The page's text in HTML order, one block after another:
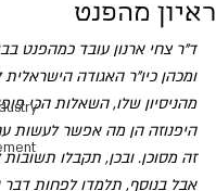
ראיון מהפנט
ד"ר צחי ארנון עובד כמהפנט
ומכהן כיו"ר האגודה הישראלית
מהניסיון שלו, השאלות הכי
היפנוזה הן מה אפשר לעשות
זה מסוכן. ובכן, תקבלו
אבל בנוסף, תלמדו לפחות